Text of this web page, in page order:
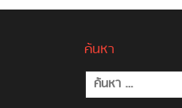
ค้นหา
ค้นหา
สำหรับ: